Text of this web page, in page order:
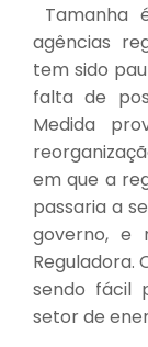
Tamanha
agências
tem sido
falta de
Medida
em que a
passaria a
governo, e
Reguladora.
sendo fácil
setor de